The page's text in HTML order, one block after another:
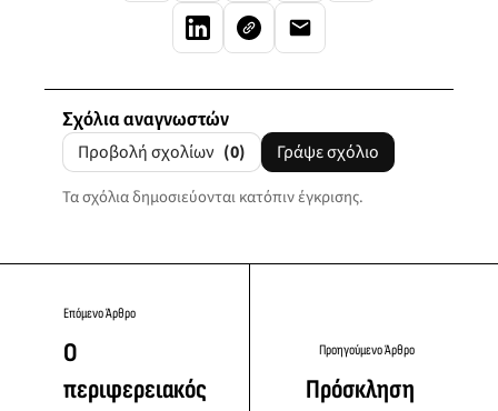
Σχόλια αναγνωστών
Προβολή σχολίων (0) Γράψε σχόλιο
Τα σχόλια δημοσιεύονται κατόπιν έγκρισης.
Επόμενο Άρθρο
Ο
περιφερειακός
Προηγούμενο Άρθρο
Πρόσκληση